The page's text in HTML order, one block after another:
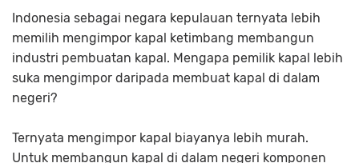
Indonesia sebagai negara kepulauan ternyata lebih
memilih mengimpor kapal ketimbang membangun
industri pembuatan kapal. Mengapa pemilik kapal lebih
suka mengimpor daripada membuat kapal di dalam
negeri?
Ternyata mengimpor kapal biayanya lebih murah.
Untuk membangun kapal di dalam negeri komponen